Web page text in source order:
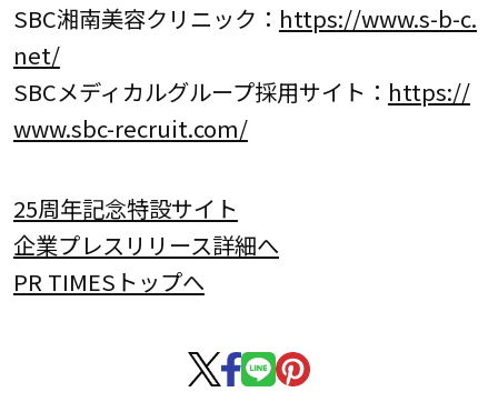
SBC湘南美容クリニック： https://www.s-b-c.
net/
SBCメディカルグループ採用サイト： https://
www.sbc-recruit.com/
25周年記念特設サイト
企業プレスリリース詳細へ
PR TIMESトップへ